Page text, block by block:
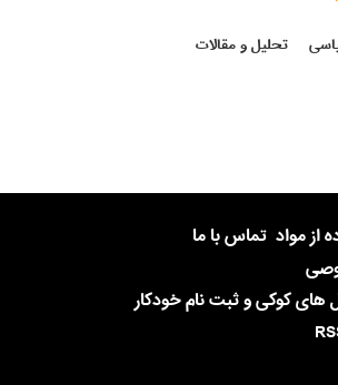
تحلیل و مقالات
از مواد تماس با ما
های کوکی و ثبت نام خودکار